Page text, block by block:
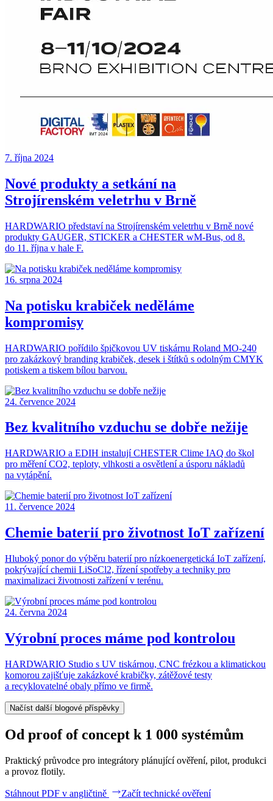
7. října 2024
Nové produkty a setkání na
Strojírenském veletrhu v Brně
HARDWARIO představí na Strojírenském veletrhu v Brně nové
produkty GAUGER, STICKER a CHESTER wM-Bus, od 8.
do 11. října v hale F.
16. srpna 2024
Na potisku krabiček neděláme
kompromisy
HARDWARIO pořídilo špičkovou UV tiskárnu Roland MO-240
pro zakázkový branding krabiček, desek i štítků s odolným CMYK
potiskem a tiskem bílou barvou.
24. července 2024
Bez kvalitního vzduchu se dobře nežije
HARDWARIO a EDIH instalují CHESTER Clime IAQ do škol
pro měření CO2, teploty, vlhkosti a osvětlení a úsporu nákladů
na vytápění.
11. července 2024
Chemie baterií pro životnost IoT zařízení
Hluboký ponor do výběru baterií pro nízkoenergetická IoT zařízení,
pokrývající chemii LiSoCl2, řízení spotřeby a techniky pro
maximalizaci životnosti zařízení v terénu.
24. června 2024
Výrobní proces máme pod kontrolou
HARDWARIO Studio s UV tiskárnou, CNC frézkou a klimatickou
komorou zajišťuje zakázkové krabičky, zátěžové testy
a recyklovatelné obaly přímo ve firmě.
Načíst další blogové příspěvky
Od proof of concept k 1 000 systémům
Praktický průvodce pro integrátory plánující ověření, pilot, produkci
a provoz flotily.
Stáhnout PDF v angličtině
Začít technické ověření